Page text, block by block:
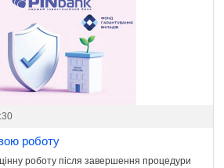
роботу
роботу після завершення процедури